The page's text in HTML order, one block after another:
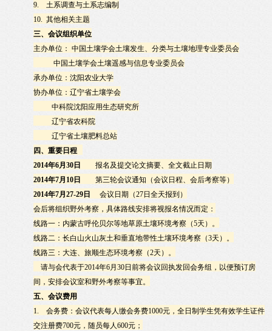
9. 土系调查与土系志编制
10. 其他相关主题
三、会议组织单位
主办单位： 中国土壤学会土壤发生、分类与土壤地理专业委员会
中国土壤学会土壤遥感与信息专业委员会
承办单位：沈阳农业大学
协办单位：辽宁省土壤学会
中科院沈阳应用生态研究所
辽宁省农科院
辽宁省土壤肥料总站
四、重要日程
2014年6月 30 日
报名及提交论文摘要、全文截止日期
2014年7月 10 日
第三轮会议通知（会议日程、会后考察等）
2014年7月 27-29 日 会议日期（27日全天报到）
会后将组织野外考察，具体路线安排将视报名情况而定：
线路一：内蒙古呼伦贝尔等地草原土壤环境考察（5天）。
线路二：长白山火山灰土和垂直地带性土壤环境考察（3天）。
线路三：大连、旅顺生态环境考察（2天）。
请与会代表于2014年6月 30日前将会议回执发回会务组，以便预订房
间，安排会议室和野外考察等事宜。
五、会议费用
1. 会务费：会议代表每人缴会务费1000元，全日制学生凭有效学生证件
交注册费700元，随员每人600元；